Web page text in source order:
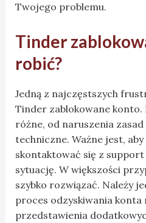
Twojego problemu.
Tinder
robić?
Jedną z najczęstszych
Tinder zablokowane konto.
różne, od naruszenia zasad
techniczne. Ważne jest,
skontaktować się z
sytuację. W większości
szybko rozwiązać. Należy
proces odzyskiwania konta
przedstawienia